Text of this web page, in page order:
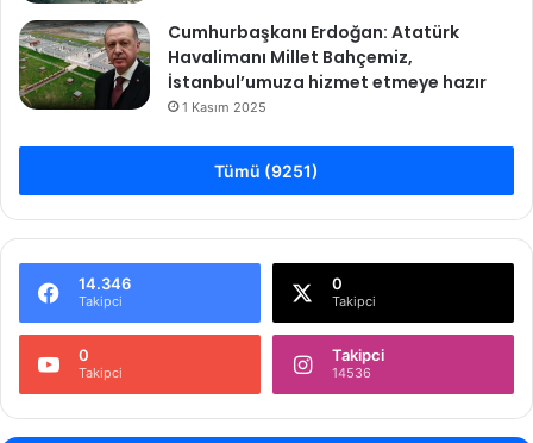
a
d
ı
Cumhurbaşkanı Erdoğan: Atatürk
Havalimanı Millet Bahçemiz,
İstanbul’umuza hizmet etmeye hazır
1 Kasım 2025
Tümü (9251)
14.346
Takipci
0
Takipci
0
Takipci
Takipci
14536